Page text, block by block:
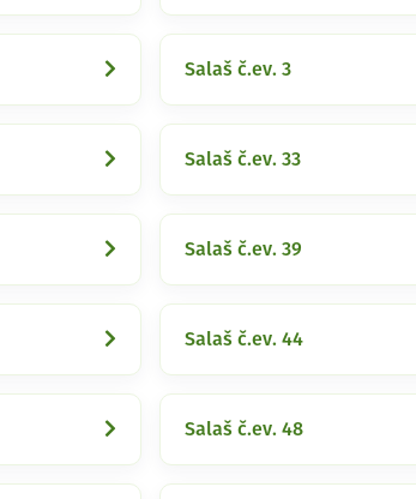
Salaš č.ev. 3
Salaš č.ev. 33
Salaš č.ev. 39
Salaš č.ev. 44
Salaš č.ev. 48